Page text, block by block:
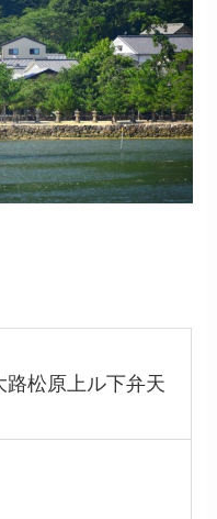
路松原上ル下弁天